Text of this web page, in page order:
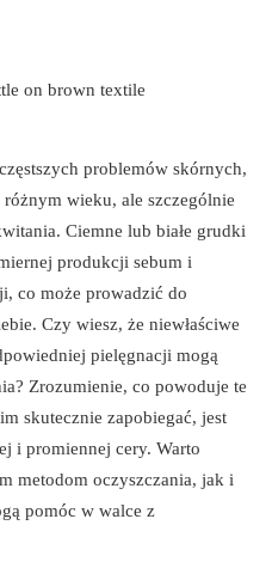
problemów skórnych,
wieku, ale szczególnie
Ciemne lub białe grudki
produkcji sebum i
co może prowadzić do
Czy wiesz, że niewłaściwe
pielęgnacji mogą
Zrozumienie, co powoduje te
skutecznie zapobiegać, jest
i promiennej cery. Warto
metodom oczyszczania, jak i
pomóc w walce z